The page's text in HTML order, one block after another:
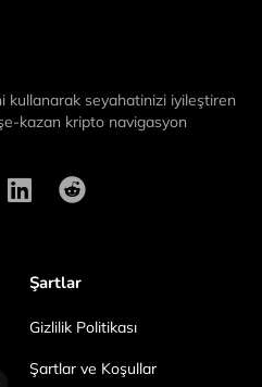
kullanarak seyahatinizi iyileştiren
kazan kripto navigasyon
Şartlar
Gizlilik Politikası
Şartlar ve Koşullar